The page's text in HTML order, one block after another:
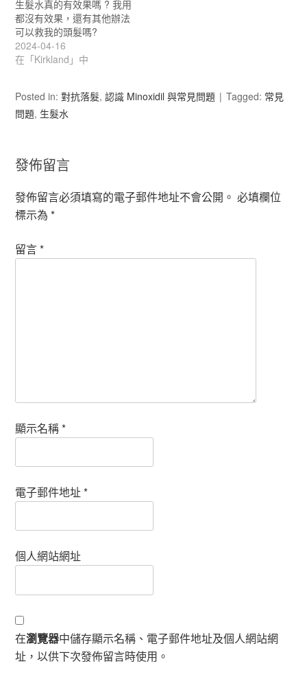
生髮水真的有效果嗎 ? 我用
都沒有效果，還有其他辦法
可以救我的頭髮嗎?
2024-04-16
在「Kirkland」中
Posted in:對抗落髮,認識 Minoxidil 與常見問題 Tagged: 常見
問題, 生髮水
發佈留言
發佈留言必須填寫的電子郵件地址不會公開。 必填欄位
標示為*
留言*
顯示名稱*
電子郵件地址*
個人網站網址
在瀏覽器中儲存顯示名稱、電子郵件地址及個人網站網
址，以供下次發佈留言時使用。